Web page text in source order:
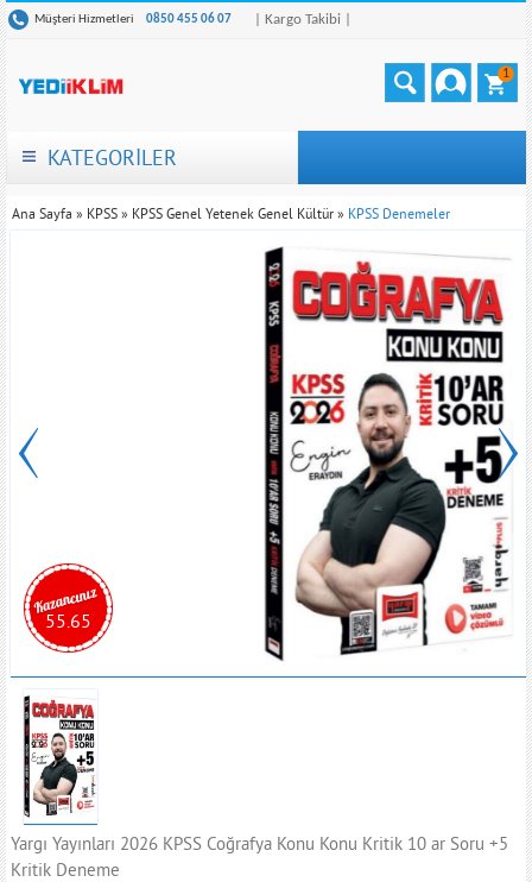
Müşteri Hizmetleri 0850 455 06 07 | Kargo Takibi |
1
KATEGORİLER
Ana Sayfa » KPSS » KPSS Genel Yetenek Genel Kültür » KPSS Denemeler
55.65
Yargı Yayınları 2026 KPSS Coğrafya Konu Konu Kritik 10 ar Soru +5
Kritik Deneme